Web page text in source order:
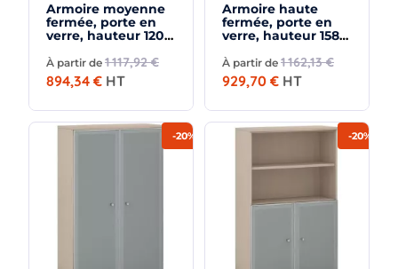
Armoire moyenne
fermée, porte en
verre, hauteur 120
À partir de 1 117,92 €
894,34 € HT
Armoire haute
fermée, porte en
verre, hauteur 158
À partir de 1 162,13 €
929,70 € HT
-20% -20%